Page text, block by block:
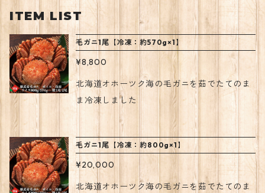
ITEM LIST
毛ガニ1尾【冷凍：約570g×1】
¥8,800
北海道オホーツク海の毛ガニを茹でたてのま
ま冷凍しました
毛ガニ1尾【冷凍：約800g×1】
¥20,000
北海道オホーツク海の毛ガニを茹でたてのま